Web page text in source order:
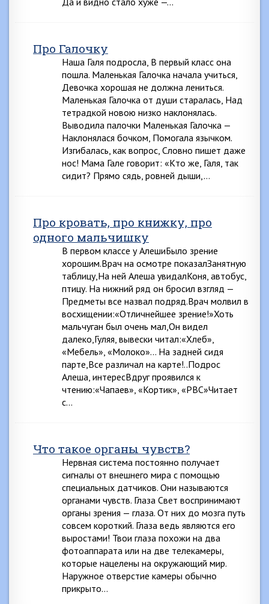
Про Галочку
Наша Галя подросла, В первый класс она
пошла. Маленькая Галочка начала учиться,
Девочка хорошая не должна лениться.
Маленькая Галочка от души старалась, Над
тетрадкой новою низко наклонялась.
Выводила палочки Маленькая Галочка —
Наклонялася бочком, Помогала язычком.
Изгибалась, как вопрос, Словно пишет даже
нос! Мама Гале говорит: «Кто же, Галя, так
сидит? Прямо сядь, ровней дыши,…
Про кровать, про книжку, про
одного мальчишку
В первом классе у АлешиБыло зрение
хорошим.Врач на осмотре показалЗанятную
таблицу,На ней Алеша увидалКоня, автобус,
птицу. На нижний ряд он бросил взгляд —
Предметы все назвал подряд.Врач молвил в
восхищении:«Отличнейшее зрение!»Хоть
мальчуган был очень мал,Он видел
далеко,Гуляя, вывески читал:«Хлеб»,
«Мебель», «Молоко»… На задней сидя
парте,Все различал на карте!..Подрос
Алеша, интересВдруг проявился к
чтению:«Чапаев», «Кортик», «РВС»Читает
с…
Что такое органы чувств?
Нервная система постоянно получает
сигналы от внешнего мира с помощью
специальных датчиков. Они называются
органами чувств. Глаза Свет воспринимают
органы зрения — глаза. От них до мозга путь
совсем короткий. Глаза ведь являются его
выростами! Твои глаза похожи на два
фотоаппарата или на две телекамеры,
которые нацелены на окружающий мир.
Наружное отверстие камеры обычно
прикрыто…